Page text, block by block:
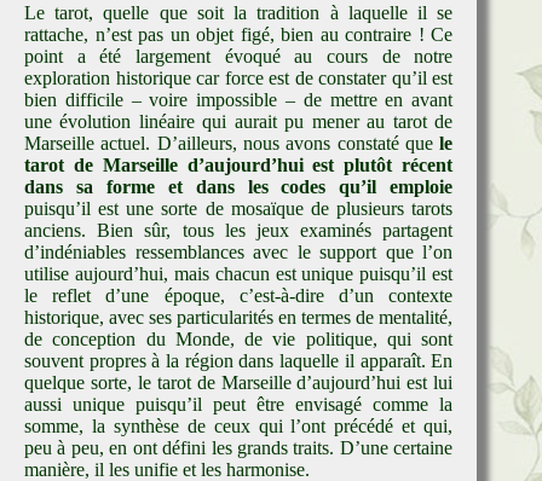
Le tarot, quelle que soit la tradition à laquelle il se
rattache, n’est pas un objet figé, bien au contraire ! Ce
point a été largement évoqué au cours de notre
exploration historique car force est de constater qu’il est
bien difficile – voire impossible – de mettre en avant
une évolution linéaire qui aurait pu mener au tarot de
Marseille actuel. D’ailleurs, nous avons constaté quele
tarot de Marseille d’aujourd’hui est plutôt récent
dans sa forme et dans les codes qu’il emploie
puisqu’il est une sorte de mosaïque de plusieurs tarots
anciens. Bien sûr, tous les jeux examinés partagent
d’indéniables ressemblances avec le support que l’on
utilise aujourd’hui, mais chacun est unique puisqu’il est
le reflet d’une époque, c’est-à-dire d’un contexte
historique, avec ses particularités en termes de mentalité,
de conception du Monde, de vie politique, qui sont
souvent propres à la région dans laquelle il apparaît. En
quelque sorte, le tarot de Marseille d’aujourd’hui est lui
aussi unique puisqu’il peut être envisagé comme la
somme, la synthèse de ceux qui l’ont précédé et qui,
peu à peu, en ont défini les grands traits. D’une certaine
manière, il les unifie et les harmonise.